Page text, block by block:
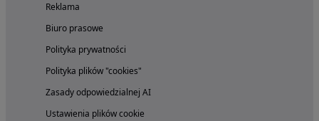
Reklama
Biuro prasowe
Polityka prywatności
Polityka plików "cookies"
Zasady odpowiedzialnej AI
Ustawienia plików cookie